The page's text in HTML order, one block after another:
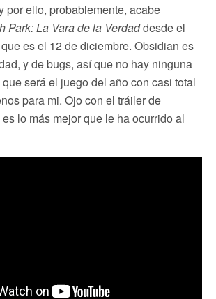
por ello, probablemente, acabe
Park: La Vara de la Verdaddesde el
es el 12 de diciembre. Obsidian es
y de bugs, así que no hay ninguna
será el juego del año con casi total
para mi. Ojo con el tráiler de
lo más mejor que le ha ocurrido al